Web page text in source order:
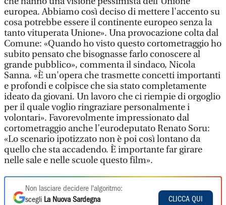
europea. Abbiamo così deciso di mettere l'accento su
cosa potrebbe essere il continente europeo senza la
tanto vituperata Unione». Una provocazione colta dal
Comune: «Quando ho visto questo cortometraggio ho
subito pensato che bisognasse farlo conoscere al
grande pubblico», commenta il sindaco, Nicola
Sanna. «È un'opera che trasmette concetti importanti
e profondi e colpisce che sia stato completamente
ideato da giovani. Un lavoro che ci riempie di orgoglio
per il quale voglio ringraziare personalmente i
volontari». Favorevolmente impressionato dal
cortometraggio anche l’eurodeputato Renato Soru:
«Lo scenario ipotizzato non è poi così lontano da
quello che sta accadendo. È importante far girare
nelle sale e nelle scuole questo film».
Non lasciare decidere l'algoritmo:
scegli La Nuova Sardegna CLICCA QUI